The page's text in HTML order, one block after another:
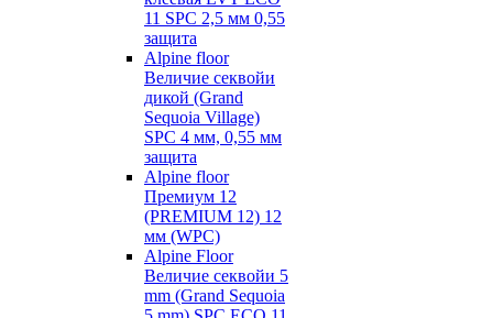
11 SPC 2,5 мм 0,55
защита
Alpine floor
Величие секвойи
дикой (Grand
Sequoia Village)
SPC 4 мм, 0,55 мм
защита
Alpine floor
Премиум 12
(PREMIUM 12) 12
мм (WPC)
Alpine Floor
Величие секвойи 5
mm (Grand Sequoia